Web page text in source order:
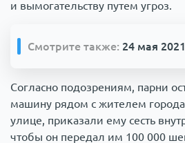
и вымогательству путем угроз.
Смотрите также: 24 мая
Согласно подозрениям, парни
машину рядом с жителем
улице, приказали ему сесть
чтобы он передал им 100 000